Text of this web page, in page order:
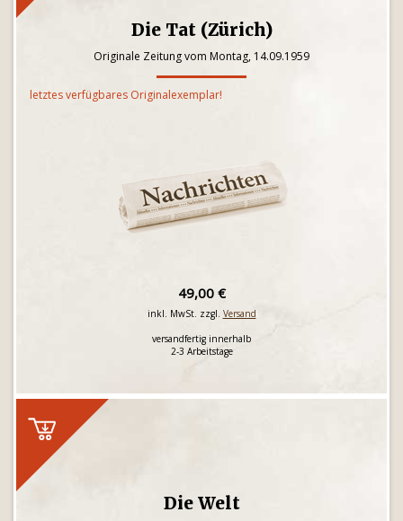
Die Tat (Zürich)
Originale Zeitung vom Montag, 14.09.1959
letztes verfügbares Originalexemplar!
49,00 €
inkl. MwSt. zzgl. Versand
versandfertig innerhalb
2-3 Arbeitstage
Die Welt